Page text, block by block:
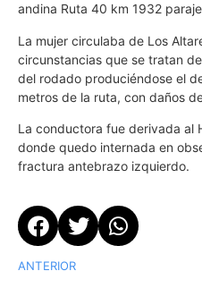
andina Ruta 40 km 1932
La mujer circulaba de Los
circunstancias que se tratan
del rodado produciéndose el
metros de la ruta, con daños
La conductora fue derivada al
donde quedo internada en
fractura antebrazo izquierdo.
ANTERIOR